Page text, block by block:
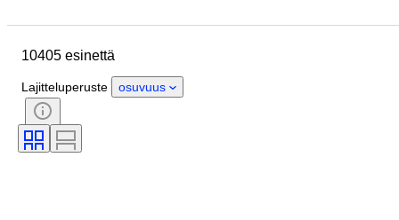
Esine
Sukupuoli
Ajanjakso
Sertifiointi
Painos
Rannekellon liike
10405 esinettä
Lajitteluperuste osuvuus